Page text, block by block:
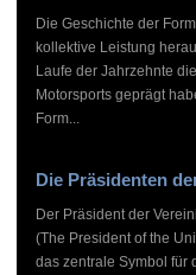
Die Geschichte der
kollektive Leistung
Laufe der Jahrzehnte
Motorsports geprägt
Form...
Die Präsidenten
Der Präsident der
(The President of the
das zentrale Symbol für